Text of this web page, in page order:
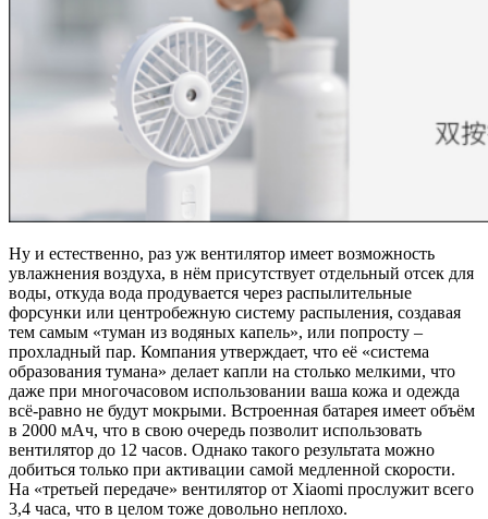
Ну и естественно, раз уж вентилятор имеет возможность
увлажнения воздуха, в нём присутствует отдельный отсек для
воды, откуда вода продувается через распылительные
форсунки или центробежную систему распыления, создавая
тем самым «туман из водяных капель», или попросту –
прохладный пар. Компания утверждает, что её «система
образования тумана» делает капли на столько мелкими, что
даже при многочасовом использовании ваша кожа и одежда
всё-равно не будут мокрыми. Встроенная батарея имеет объём
в 2000 мАч, что в свою очередь позволит использовать
вентилятор до 12 часов. Однако такого результата можно
добиться только при активации самой медленной скорости.
На «третьей передаче» вентилятор от Xiaomi прослужит всего
3,4 часа, что в целом тоже довольно неплохо.